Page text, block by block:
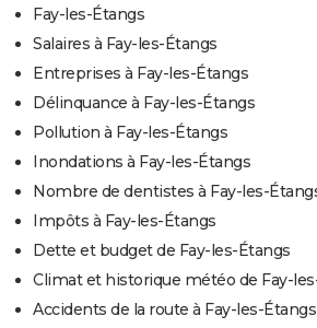
Fay-les-Étangs
Salaires à Fay-les-Étangs
Entreprises à Fay-les-Étangs
Délinquance à Fay-les-Étangs
Pollution à Fay-les-Étangs
Inondations à Fay-les-Étangs
Nombre de dentistes à Fay-les-
Impôts à Fay-les-Étangs
Dette et budget de Fay-les-Étangs
Climat et historique météo de Fay-
Accidents de la route à Fay-les-Étangs